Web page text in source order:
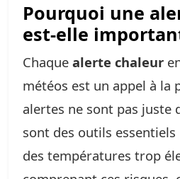
Pourquoi une
est-elle
Chaque alerte chaleur
météos est un appel à la
alertes ne sont pas juste
sont des outils
des températures trop